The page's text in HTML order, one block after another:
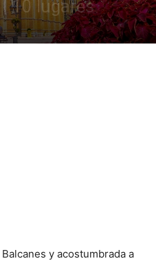
10 lugares
y acostumbrada a